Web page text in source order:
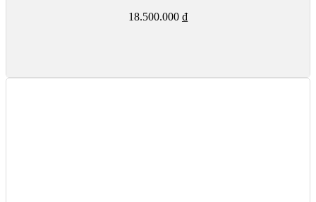
18.500.000 ₫